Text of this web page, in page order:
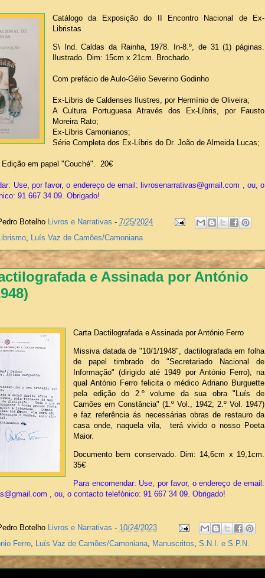
Catálogo da Exposição do II Encontro Nacional de Ex-
Libristas
S\ Ind. Caldas da Rainha, 1978. In-8.º, de 31 (1) páginas.
Ilustrado. Dim: 15cm x 21cm. Brochado.
Com prefácio de Aulo-Gélio Severino Godinho
Ex-Líbris de Caldenses Ilustres, por Hermínio de Oliveira;
A Cultura Portuguesa Através dos Ex-Líbris, por Fausto
Moreira Rato;
Ex-Líbris Camonianos;
Série Completa dos Ex-Líbris do Dr. João de Almeida Lucas;
Edição em papel "Couché". 20€
Use, por favor, o endereço de email: livrosenarrativas@gmail.com , ou, o
91 667 34 09. Obrigado!
Botelho Livros e Narrativas - 7/25/2024
, Luís Vaz de Camões/Camoniana
e Assinada por António
Carta Dactilografada e Assinada por António Ferro
Missiva datada de "10/1/1948", dactilografada em folha
de papel timbrado do "Secretariado Nacional de
Informação" (dirigido até 1949 por António Ferro), na
qual António Ferro felicita o médico Adriano Burguette
pela edição do 2.º volume da sua obra "Luís de
Camões em Constância" (1.º Vol., 1942; 2.º Vol. 1947)
e faz referência ás necessárias obras de restauro da
casa onde, naquela vila, terá vivido o nosso Poeta
Maior.
Documento bem conservado. Dim: 14,6cm x 19,1cm.
35€
Para encomendar: Use, por favor, o endereço de email:
, ou, o contacto telefónico: 91 667 34 09. Obrigado!
Botelho Livros e Narrativas - 10/24/2023
Ferro, Luís Vaz de Camões/Camoniana, Manuscritos, S.N.I. e S.P.N.